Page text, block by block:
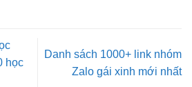
học
Danh sách 1000+ link nhóm
Zalo gái xinh mới nhất